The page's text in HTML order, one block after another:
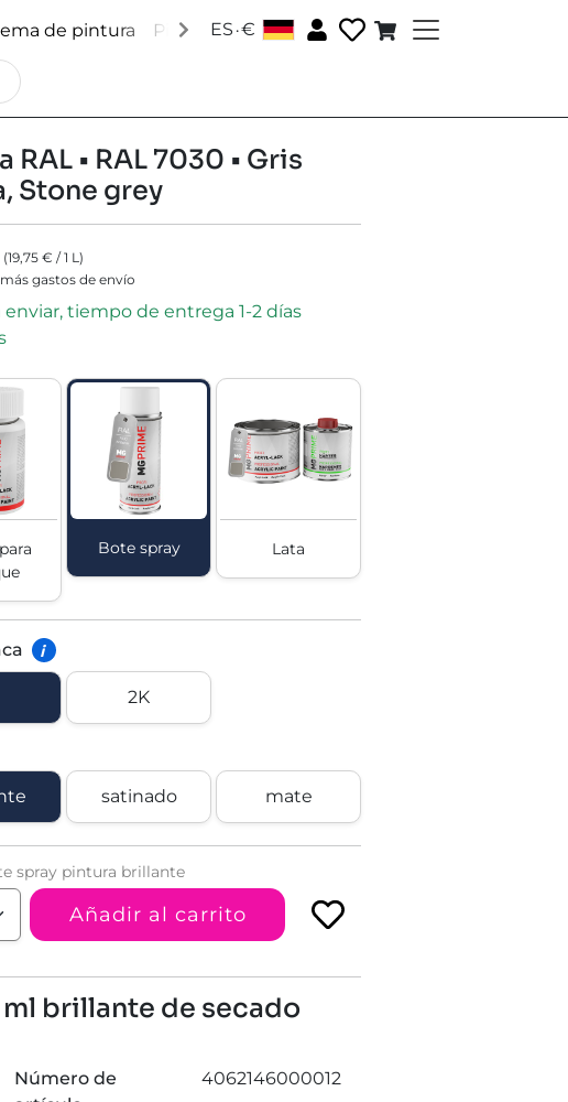
de pintura Pinturas Pantone Pinturas RAL
ES .€
RAL • RAL 7030 • Gris
Stone grey
(19,75 € /1 L)
gastos de envío
enviar, tiempo de entrega 1-2 días
Bote spray Lata
i
2K
satinado mate
spray pintura brillante
Añadir al carrito
brillante de secado
Número de
4062146000012